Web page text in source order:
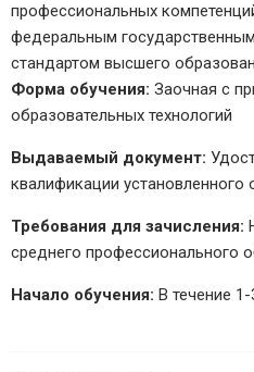
профессиональных
федеральным
стандартом высшего
Форма обучения: Заочная с
образовательных технологий
Выдаваемый документ:
квалификации установленного
Требования для зачисления:
среднего профессионального
Начало обучения: В течение